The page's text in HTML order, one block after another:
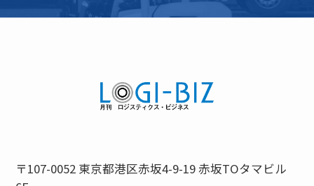
〒107-0052 東京都港区赤坂4-9-19 赤坂TOタマビル